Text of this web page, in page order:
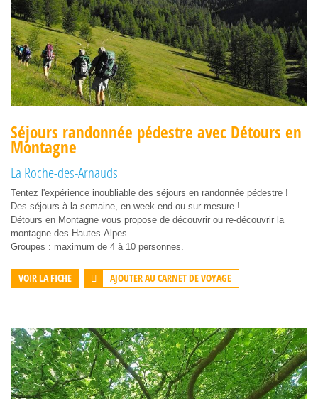
Séjours randonnée pédestre avec Détours en
Montagne
La Roche-des-Arnauds
Tentez l'expérience inoubliable des séjours en randonnée pédestre !
Des séjours à la semaine, en week-end ou sur mesure !
Détours en Montagne vous propose de découvrir ou re-découvrir la
montagne des Hautes-Alpes.
Groupes : maximum de 4 à 10 personnes.
VOIR LA FICHE AJOUTER AU CARNET DE VOYAGE